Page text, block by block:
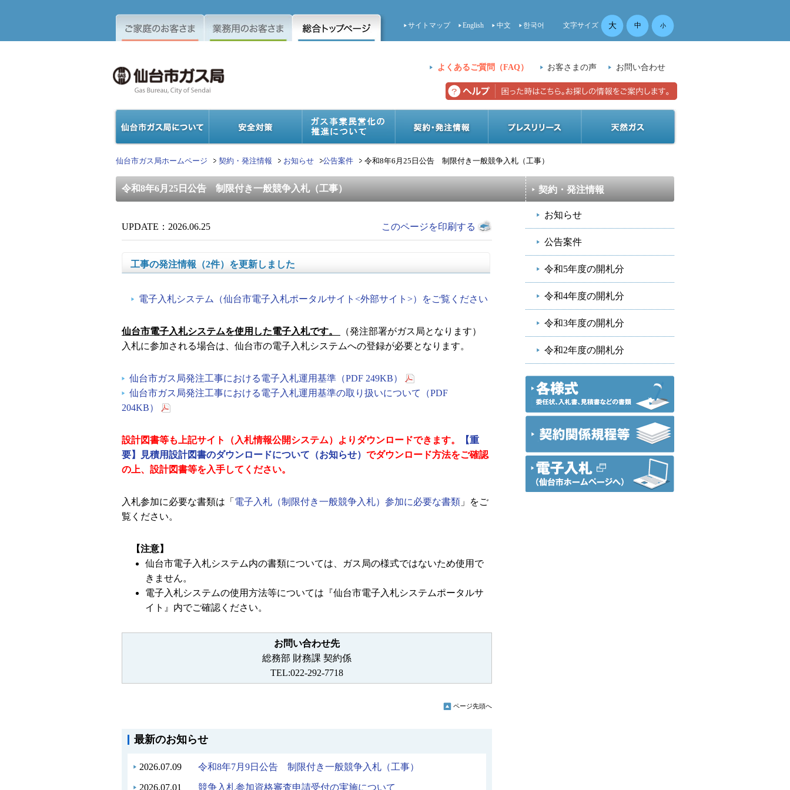
サイトマップ English 中文 한국어 文字サイズ 大 中 小
お問い合わせ
お客さまの声
よくあるご質問（FAQ）
仙台市ガス局ホームページ 契約・発注情報 お知らせ 公告案件 令和8年6月25日公告 制限付き一般競争入札（工事）
令和8年6月25日公告 制限付き一般競争入札（工事） 契約・発注情報
UPDATE：2026.06.25 このページを印刷する
工事の発注情報（2件）を更新しました
電子入札システム（仙台市電子入札ポータルサイト<外部サイト>）をご覧ください
仙台市電子入札システムを使用した電子入札です。
（発注部署がガス局となります）
入札に参加される場合は、仙台市の電子入札システムへの登録が必要となります。
仙台市ガス局発注工事における電子入札運用基準（PDF 249KB）
仙台市ガス局発注工事における電子入札運用基準の取り扱いについて（PDF
204KB）
設計図書等も上記サイト（入札情報公開システム）よりダウンロードできます。
【重
要】見積用設計図書のダウンロードについて（お知らせ） でダウンロード方法をご確認
の上、設計図書等を入手してください。
入札参加に必要な書類は「 電子入札（制限付き一般競争入札）参加に必要な書類 」をご
覧ください。
【注意】
仙台市電子入札システム内の書類については、ガス局の様式ではないため使用で
きません。
電子入札システムの使用方法等については『仙台市電子入札システムポータルサ
イト』内でご確認ください。
お問い合わせ先
総務部 財務課 契約係
TEL:022-292-7718
ページ先頭へ
最新のお知らせ
2026.07.09 令和8年7月9日公告 制限付き一般競争入札（工事）
2026.07.01 競争入札参加資格審査申請受付の実施について
お知らせ
公告案件
令和5年度の開札分
令和4年度の開札分
令和3年度の開札分
令和2年度の開札分